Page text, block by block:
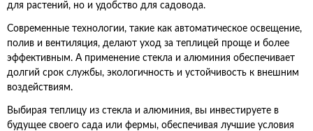
для растений, но и удобство для садовода.
Современные технологии, такие как автоматическое освещение,
полив и вентиляция, делают уход за теплицей проще и более
эффективным. А применение стекла и алюминия обеспечивает
долгий срок службы, экологичность и устойчивость к внешним
воздействиям.
Выбирая теплицу из стекла и алюминия, вы инвестируете в
будущее своего сада или фермы, обеспечивая лучшие условия